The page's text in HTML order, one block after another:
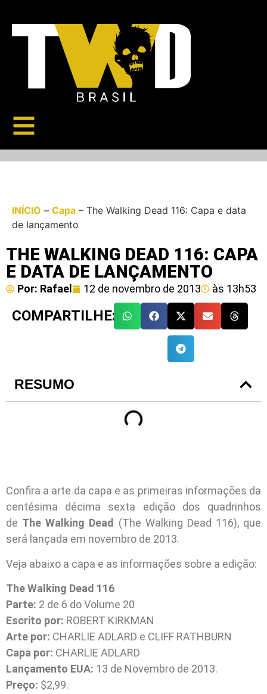
INÍCIO – Capa – The Walking Dead 116: Capa e data
de lançamento
THE WALKING DEAD 116: CAPA
E DATA DE LANÇAMENTO
Por: Rafael 12 de novembro de 2013 às 13h53
COMPARTILHE:
RESUMO
Confira a arte da capa e as primeiras informações da
centésima décima sexta edição dos quadrinhos
de The Walking Dead (The Walking Dead 116), que
será lançada em novembro de 2013.
Veja abaixo a capa e as informações sobre a edição:
The Walking Dead 116
Parte: 2 de 6 do Volume 20
Escrito por: ROBERT KIRKMAN
Arte por: CHARLIE ADLARD e CLIFF RATHBURN
Capa por: CHARLIE ADLARD
Lançamento EUA: 13 de Novembro de 2013.
Preço: $2,99.